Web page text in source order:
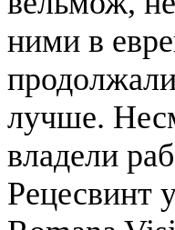
ними в
лучше.
владели
Рецесвинт